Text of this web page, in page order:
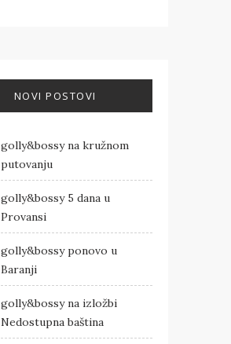
NOVI POSTOVI
golly&bossy na kružnom
putovanju
golly&bossy 5 dana u
Provansi
golly&bossy ponovo u
Baranji
golly&bossy na izložbi
Nedostupna baština